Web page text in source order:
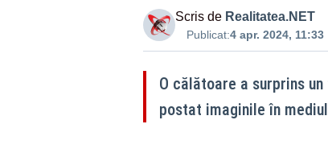
Scris de Realitatea.NET
Publicat:4 apr. 2024, 11:33
O călătoare a surprins
postat imaginile în